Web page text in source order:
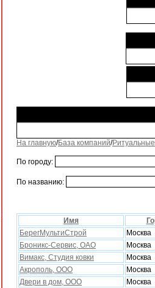
На главную/База компаний/
По городу:
По названию:
Имя
БерегМультиСтрой
Москва
Броникс-Сервис, ОАО
Москва
Вимакс, Студия ковки
Москва
Акрополь, ООО
Москва
Двери в дом, ООО
Москва